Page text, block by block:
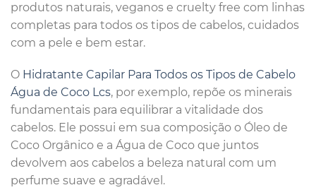
produtos naturais, veganos e cruelty free com linhas
completas para todos os tipos de cabelos, cuidados
com a pele e bem estar.
O Hidratante Capilar Para Todos os Tipos de Cabelo
Água de Coco Lcs, por exemplo, repõe os minerais
fundamentais para equilibrar a vitalidade dos
cabelos. Ele possui em sua composição o Óleo de
Coco Orgânico e a Água de Coco que juntos
devolvem aos cabelos a beleza natural com um
perfume suave e agradável.